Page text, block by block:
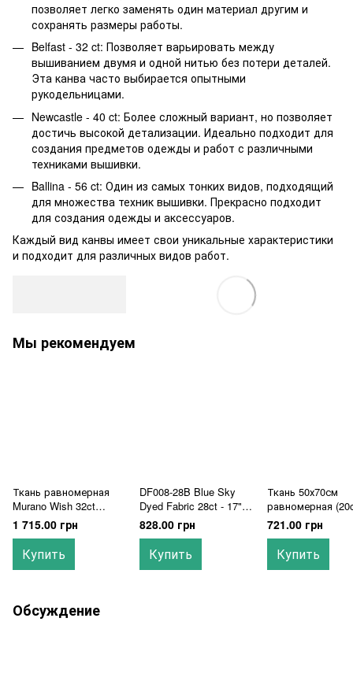
позволяет легко заменять один материал другим и
сохранять размеры работы.
Belfast - 32 ct: Позволяет варьировать между
вышиванием двумя и одной нитью без потери деталей.
Эта канва часто выбирается опытными
рукодельницами.
Newcastle - 40 ct: Более сложный вариант, но позволяет
достичь высокой детализации. Идеально подходит для
создания предметов одежды и работ с различными
техниками вышивки.
Ballina - 56 ct: Один из самых тонких видов, подходящий
для множества техник вышивки. Прекрасно подходит
для создания одежды и аксессуаров.
Каждый вид канвы имеет свои уникальные характеристики
и подходит для различных видов работ.
Мы рекомендуем
Ткань равномерная
Murano Wish 32ct
(3984/2429) 140см
Zweigart
1 715.00 грн
Купить
DF008-28B Blue Sky
Dyed Fabric 28ct - 17" x
21" (43х53см) Stoney
Creek
828.00 грн
Купить
Ткань 50х70см
равномерная
059/140 Natural
(100% лен)
721.00 грн
Купить
Обсуждение